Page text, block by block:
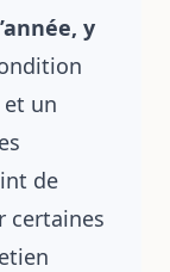
y
et un
de
certaines